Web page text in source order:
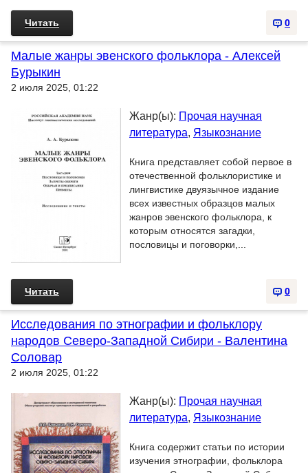
0
Читать
Малые жанры эвенского фольклора - Алексей
Бурыкин
2 июля 2025, 01:22
Жанр(ы): Прочая научная
литература, Языкознание
Книга представляет собой первое в
отечественной фольклористике и
лингвистике двуязычное издание
всех известных образцов малых
жанров эвенского фольклора, к
которым относятся загадки,
пословицы и поговорки,...
0
Читать
Исследования по этнографии и фольклору
народов Северо-Западной Сибири - Валентина
Соловар
2 июля 2025, 01:22
Жанр(ы): Прочая научная
литература, Языкознание
Книга содержит статьи по истории
изучения этнографии, фольклора